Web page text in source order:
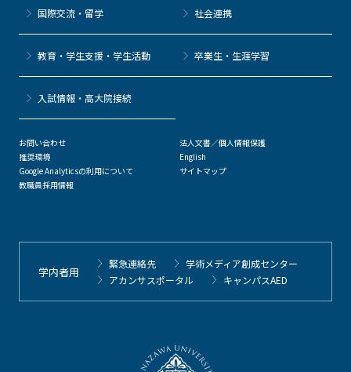
国際交流・留学 社会連携
教育・学生支援・学生活動 卒業生・生涯学習
⼊試情報・高大院接続
お問い合わせ
推奨環境
Google Analyticsの利用について
教職員採用情報
法人文書／個人情報保護
English
サイトマップ
学内者用
緊急連絡先
学術メディア創成センター
アカンサスポータル
キャンパスAED